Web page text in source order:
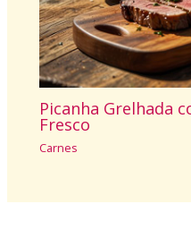
Picanha Grelhada
Fresco
Carnes